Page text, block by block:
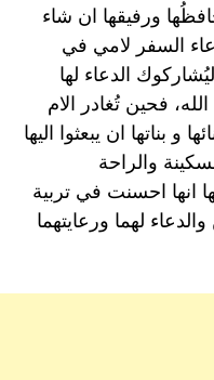
ورفيقها ان شاء
السفر لامي في
الدعاء لها
فحين تُغادر الام
و بناتها ان يبعثوا اليها
والراحة
انها احسنت في تربية
لهما ورعايتهما